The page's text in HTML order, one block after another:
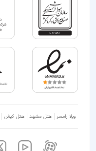
ویلا رامسر هتل مشهد هتل کیش